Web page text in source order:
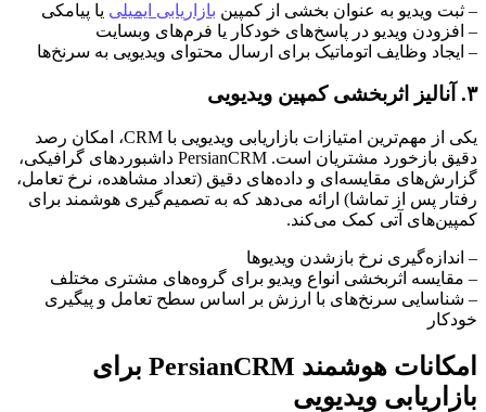
– ثبت ویدیو به عنوان بخشی از کمپین بازاریابی ایمیلی یا پیامکی
– افزودن ویدیو در پاسخ‌های خودکار یا فرم‌های وبسایت
– ایجاد وظایف اتوماتیک برای ارسال محتوای ویدیویی به سرنخ‌ها
۳. آنالیز اثربخشی کمپین ویدیویی
یکی از مهم‌ترین امتیازات بازاریابی ویدیویی با CRM، امکان رصد
دقیق بازخورد مشتریان است. PersianCRM داشبوردهای گرافیکی،
گزارش‌های مقایسه‌ای و داده‌های دقیق (تعداد مشاهده، نرخ تعامل،
رفتار پس از تماشا) ارائه می‌دهد که به تصمیم‌گیری هوشمند برای
کمپین‌های آتی کمک می‌کند.
– اندازه‌گیری نرخ بازشدن ویدیوها
– مقایسه اثربخشی انواع ویدیو برای گروه‌های مشتری مختلف
– شناسایی سرنخ‌های با ارزش بر اساس سطح تعامل و پیگیری
خودکار
امکانات هوشمند PersianCRM برای
بازاریابی ویدیویی